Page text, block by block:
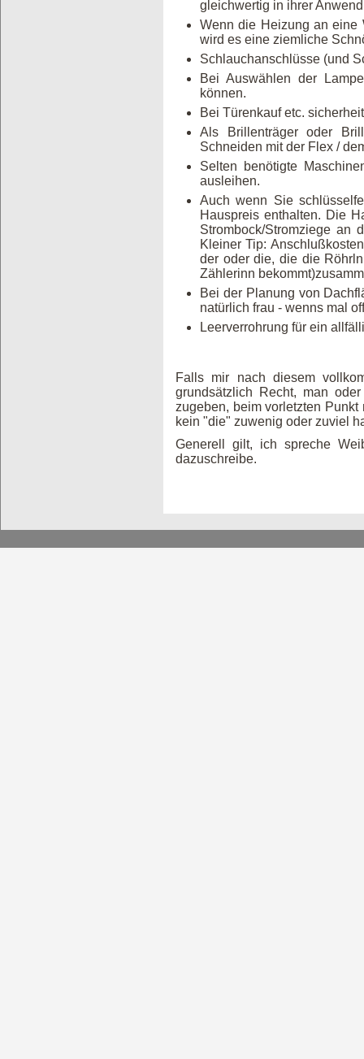
gleichwertig in ihrer
Wenn die Heizung an eine
wird es eine ziemliche
Schlauchanschlüsse (und
Bei Auswählen der
können.
Bei Türenkauf etc.
Als Brillenträger oder
Schneiden mit der Flex /
Selten benötigte
ausleihen.
Auch wenn Sie
Hauspreis enthalten. Die
Strombock/Stromziege an
Kleiner Tip:
der oder die, die die
Zählerinn
Bei der Planung von
natürlich frau - wenns mal
Leerverrohrung für ein
Falls mir nach diesem
grundsätzlich Recht, man
zugeben, beim vorletzten
kein "die" zuwenig oder zuviel
Generell gilt, ich spreche
dazuschreibe.